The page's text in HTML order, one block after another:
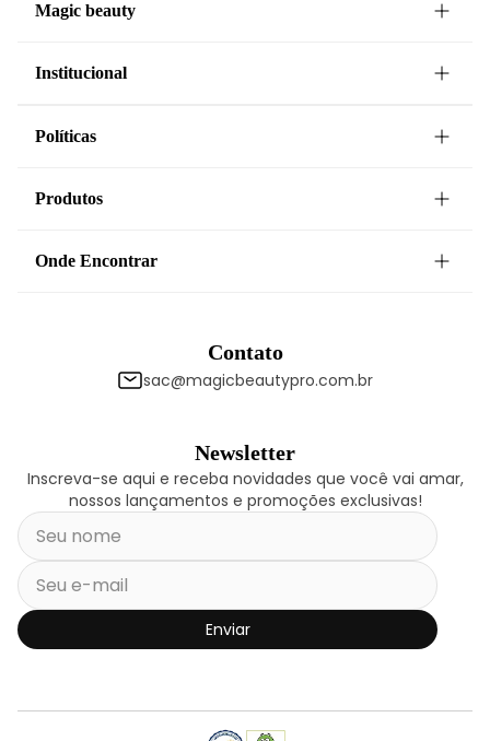
Magic beauty
Institucional
Políticas
Produtos
Onde Encontrar
Contato
sac@magicbeautypro.com.br
Newsletter
Inscreva-se aqui e receba novidades que você vai amar,
nossos lançamentos e promoções exclusivas!
Enviar